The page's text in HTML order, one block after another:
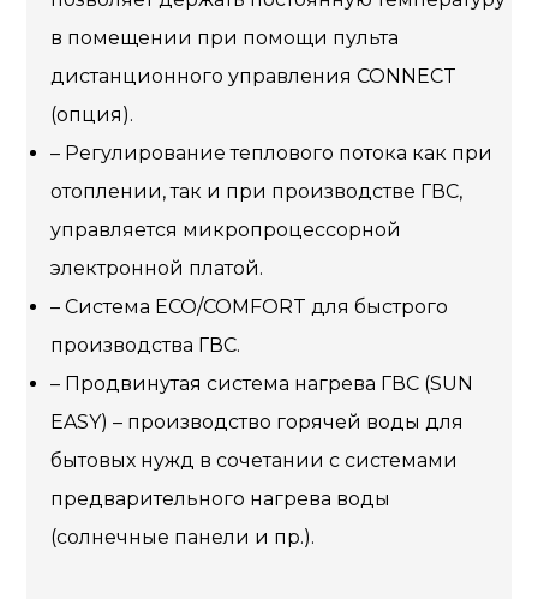
в помещении при помощи пульта
дистанционного управления CONNECT
(опция).
– Регулирование теплового потока как при
отоплении, так и при производстве ГВС,
управляется микропроцессорной
электронной платой.
– Система ECO/COMFORT для быстрого
производства ГВС.
– Продвинутая система нагрева ГВС (SUN
EASY) – производство горячей воды для
бытовых нужд в сочетании с системами
предварительного нагрева воды
(солнечные панели и пр.).